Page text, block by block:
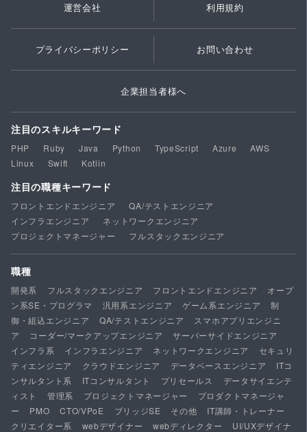
運営会社 利用規約
プライバシーポリシー お問い合わせ
企業担当者様へ
注目のスキルキーワード
PHP Ruby Java Python TypeScript Azure
AWS
Linux
Swift Kotlin
注目の職種キーワード
フロントエンドエンジニア
QA/テストエンジニア
インフラエンジニア
ネットワークエンジニア
プロジェクトマネージャー
フルスタックエンジニア
職種
開発系 フルスタックエンジニア フロントエンドエンジニア
オープ
ン系SE・プログラマ
汎用系エンジニア ゲーム系エンジニア
制
御・組込エンジニア
QA/テストエンジニア
スマホアプリエンジニ
ア
コーダー/マークアップエンジニア
サーバーサイドエンジニア
インフラ系
インフラエンジニア ネットワークエンジニア
セキュリ
ティエンジニア
クラウドエンジニア データベースエンジニア
ITコ
ンサルタント系
ITコンサルタント プリセールス
データサイエンテ
ィスト
管理系 プロジェクトマネージャー
プロダクトマネージャ
ー
PMO CTO/VPoE ブリッジSE その他
IT講師・トレーナー
クリエイター系
webデザイナー webディレクター
UI/UXデザイナ